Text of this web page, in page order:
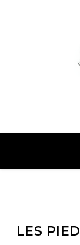
LES